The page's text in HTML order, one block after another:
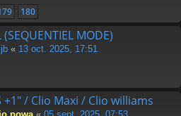
180
MODE)
« 13 oct. 2025, 17:51
+1" / Clio Maxi / Clio williams
powa « 05 sept. 2025, 07:53